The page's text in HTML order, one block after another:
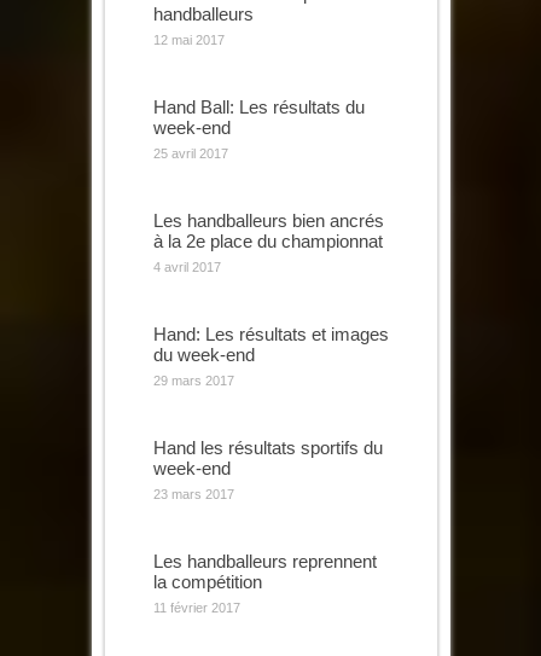
handballeurs
12 mai 2017
Hand Ball: Les résultats du
week-end
25 avril 2017
Les handballeurs bien ancrés
à la 2e place du championnat
4 avril 2017
Hand: Les résultats et images
du week-end
29 mars 2017
Hand les résultats sportifs du
week-end
23 mars 2017
Les handballeurs reprennent
la compétition
11 février 2017